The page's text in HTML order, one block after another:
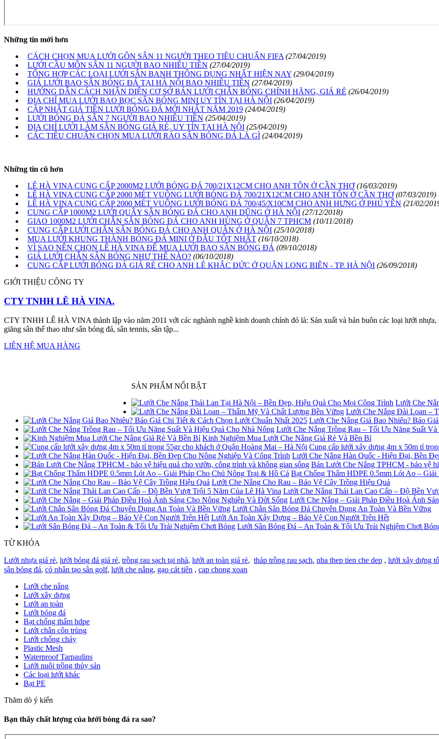
Những tin mới hơn
CÁCH CHỌN MUA LƯỚI GÔN SÂN 11 NGƯỜI THEO TIÊU CHUẨN FIFA (27/04/2019)
LƯỚI CẦU MÔN SÂN 11 NGƯỜI BAO NHIÊU TIỀN (27/04/2019)
TỔNG HỢP CÁC LOẠI LƯỚI SÂN BANH THÔNG DỤNG NHẤT HIỆN NAY (29/04/2019)
GIÁ LƯỚI BAO SÂN BÓNG ĐÁ TẠI HÀ NỘI BAO NHIÊU TIỀN (27/04/2019)
HƯỚNG DẪN CÁCH NHẬN DIỆN CƠ SỞ BÁN LƯỚI CHẮN BÓNG CHÍNH HÃNG, GIÁ RẺ (26/04/2019)
ĐỊA CHỈ MUA LƯỚI BAO BỌC SÂN BÓNG MINI UY TÍN TẠI HÀ NỘI (26/04/2019)
CẬP NHẬT GIÁ TIỀN LƯỚI BÓNG ĐÁ MỚI NHẤT NĂM 2019 (24/04/2019)
LƯỚI BÓNG ĐÁ SÂN 7 NGƯỜI BAO NHIÊU TIỀN (25/04/2019)
ĐỊA CHỈ LƯỚI LÀM SÂN BÓNG GIÁ RẺ, UY TÍN TẠI HÀ NỘI (25/04/2019)
CÁC TIÊU CHUẨN CHỌN MUA LƯỚI RÀO SÂN BÓNG ĐÁ LÀ GÌ (24/04/2019)
Những tin cũ hơn
LÊ HÀ VINA CUNG CẤP 2000M2 LƯỚI BÓNG ĐÁ 700/21X12CM CHO ANH TÔN Ở CẦN THƠ (16/03/2019)
LÊ HÀ VINA CUNG CẤP 2000 MÉT VUÔNG LƯỚI BÓNG ĐÁ 700/21X12CM CHO ANH TÔN Ở CẦN THƠ (07/03/2019)
LÊ HÀ VINA CUNG CẤP 2000 MÉT VUÔNG LƯỚI BÓNG ĐÁ 700/45/X10CM CHO ANH HƯNG Ở PHÚ YÊN (21/02/
CUNG CẤP 1000M2 LƯỚI QUÂY SÂN BÓNG ĐÁ CHO ANH DŨNG Ở HÀ NỘI (27/12/2018)
GIAO 1000M2 LƯỚI CHẮN SÂN BÓNG ĐÁ CHO ANH HÙNG Ở QUẬN 7 TPHCM (10/11/2018)
CUNG CẤP LƯỚI CHẮN SÂN BÓNG ĐÁ CHO ANH QUÂN Ở HÀ NỘI (25/10/2018)
MUA LƯỚI KHUNG THÀNH BÓNG ĐÁ MINI Ở ĐÂU TỐT NHẤT (16/10/2018)
VÌ SAO NÊN CHỌN LÊ HÀ VINA ĐỂ MUA LƯỚI BAO SÂN BÓNG ĐÁ (09/10/2018)
GIÁ LƯỚI CHẮN SÂN BÓNG NHƯ THẾ NÀO? (06/10/2018)
CUNG CẤP LƯỚI BÓNG ĐÁ GIÁ RẺ CHO ANH LÊ KHẮC ĐỨC Ở QUẬN LONG BIÊN - TP. HÀ NỘI (26/09/2018)
GIỚI THIỆU CÔNG TY
CTY TNHH LÊ HÀ VINA.
CTY TNHH LÊ HÀ VINA thành lập vào năm 2011 với các nghành nghề kinh doanh chính đó là: Sản xuất và bán buôn các loại lưới
giăng sân thể thao như sân bóng đá, sân tennis, sân tập...
LIÊN HỆ MUA HÀNG
SẢN PHẨM NỔI BẬT
Lưới Che
Lưới Che Nắng Đài Loan –
Lưới Che Nắng Giá Bao Nhiêu? Báo
Lưới Che Nắng Trồng Rau – Tối Ưu Năng Suất
Kinh Nghiệm Mua Lưới Che Nắng Giá Rẻ Và Bền Bỉ
Cung cấp lưới xây dựng 4m x 50m tỉ
Lưới Che Nắng Hàn Quốc - Hiện Đại, Bền
Bán Lưới Che Nắng TPHCM - bảo vệ
Bạt Chống Thấm HDPE 0.5mm Lót Ao –
Lưới Che Nắng Cho Rau – Bảo Vệ Cây Trồng Hiệu Quả
Lưới Che Nắng Thái Lan Cao Cấp – Độ Bền
Lưới Che Nắng – Giải Pháp Điều Hoà Ánh
Lưới Chắn Sân Bóng Đá Chuyên Dụng An Toàn Và Bền Vững
Lưới An Toàn Xây Dựng – Bảo Vệ Con Người Trên Hết
Lưới Sân Bóng Đá – An Toàn & Tối Ưu Trải Nghiệm Chơi
TỪ KHÓA
Lưới nhựa giá rẻ, lưới bóng đá giá rẻ, trồng rau sạch tại nhà, lưới an toàn giá rẻ, tháp trồng rau sạch, nha thep tien che dep , lưới xây dựng
sân bóng đá, cỏ nhân tạo sân golf, lưới che nắng, gạo cát tiên , cap chong xoan
Lưới che nắng
Lưới xây dựng
Lưới an toàn
Lưới bóng đá
Bạt chống thấm hdpe
Lưới chắn côn trùng
Lưới chống cháy
Plastic Mesh
Waterproof Tarpaulins
Lưới nuôi trồng thủy sản
Các loại lưới khác
Bạt PE
Thăm dò ý kiến
Bạn thấy chất lượng của lưới bóng đá ra sao?